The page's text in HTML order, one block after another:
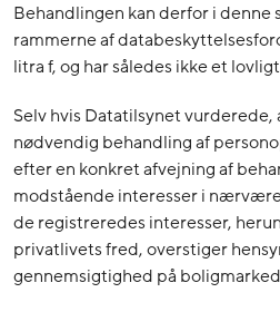
Behandlingen kan derfor i denne
rammerne af
litra f, og har således ikke et
Selv hvis Datatilsynet vurderede,
nødvendig behandling af
efter en konkret afvejning af
modstående interesser i
de registreredes interesser,
privatlivets fred, overstiger
gennemsigtighed på